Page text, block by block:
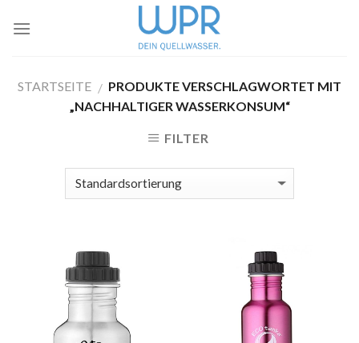
STARTSEITE / PRODUKTE VERSCHLAGWORTET MIT
„NACHHALTIGER WASSERKONSUM“
FILTER